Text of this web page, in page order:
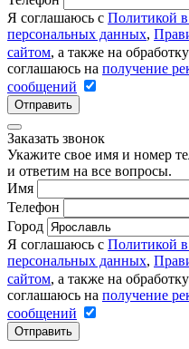
Я соглашаюсь с Политикой
персональных данных,
сайтом, а также на
соглашаюсь на получение
сообщений
Отправить
Заказать звонок
Укажите свое имя и номер
и ответим на все вопросы.
Имя
Телефон
Город
Я соглашаюсь с Политикой
персональных данных,
сайтом, а также на
соглашаюсь на получение
сообщений
Отправить